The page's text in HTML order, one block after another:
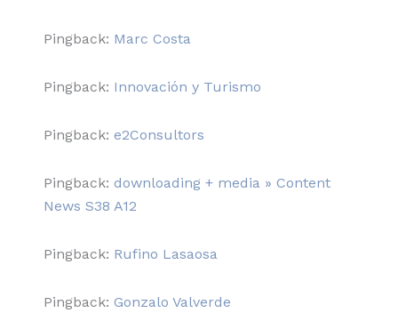
Pingback: Marc Costa
Pingback: Innovación y Turismo
Pingback: e2Consultors
Pingback: downloading + media » Content
News S38 A12
Pingback: Rufino Lasaosa
Pingback: Gonzalo Valverde